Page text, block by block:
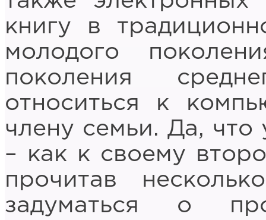
книгу в
молодого
поколения
относиться к
члену семьи. Да, что
– как к своему
прочитав
задуматься о